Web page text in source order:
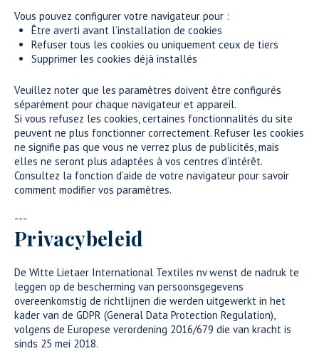
Vous pouvez configurer votre navigateur pour :
Être averti avant l’installation de cookies
Refuser tous les cookies ou uniquement ceux de tiers
Supprimer les cookies déjà installés
Veuillez noter que les paramètres doivent être configurés
séparément pour chaque navigateur et appareil.
Si vous refusez les cookies, certaines fonctionnalités du site
peuvent ne plus fonctionner correctement. Refuser les cookies
ne signifie pas que vous ne verrez plus de publicités, mais
elles ne seront plus adaptées à vos centres d’intérêt.
Consultez la fonction d’aide de votre navigateur pour savoir
comment modifier vos paramètres.
---
Privacybeleid
De Witte Lietaer International Textiles nv wenst de nadruk te
leggen op de bescherming van persoonsgegevens
overeenkomstig de richtlijnen die werden uitgewerkt in het
kader van de GDPR (General Data Protection Regulation),
volgens de Europese verordening 2016/679 die van kracht is
sinds 25 mei 2018.